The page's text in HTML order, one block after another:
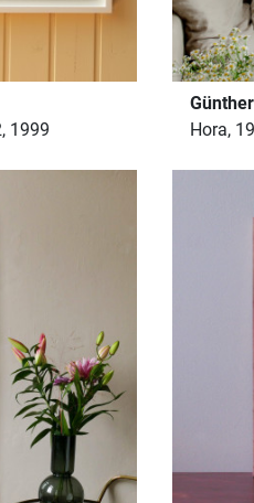
1999
Hora,